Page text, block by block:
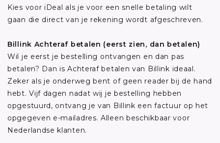
Kies voor iDeal als je voor een snelle betaling wilt
gaan die direct van je rekening wordt afgeschreven.
Billink Achteraf betalen (eerst zien, dan betalen)
Wil je eerst je bestelling ontvangen en dan pas
betalen? Dan is Achteraf betalen van Billink ideaal.
Zeker als je onderweg bent of geen reader bij de hand
hebt. Vijf dagen nadat wij je bestelling hebben
opgestuurd, ontvang je van Billink een factuur op het
opgegeven e-mailadres. Alleen beschikbaar voor
Nederlandse klanten.